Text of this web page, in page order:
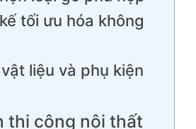
tối ưu hóa không
liệu và phụ kiện
thi công nội thất